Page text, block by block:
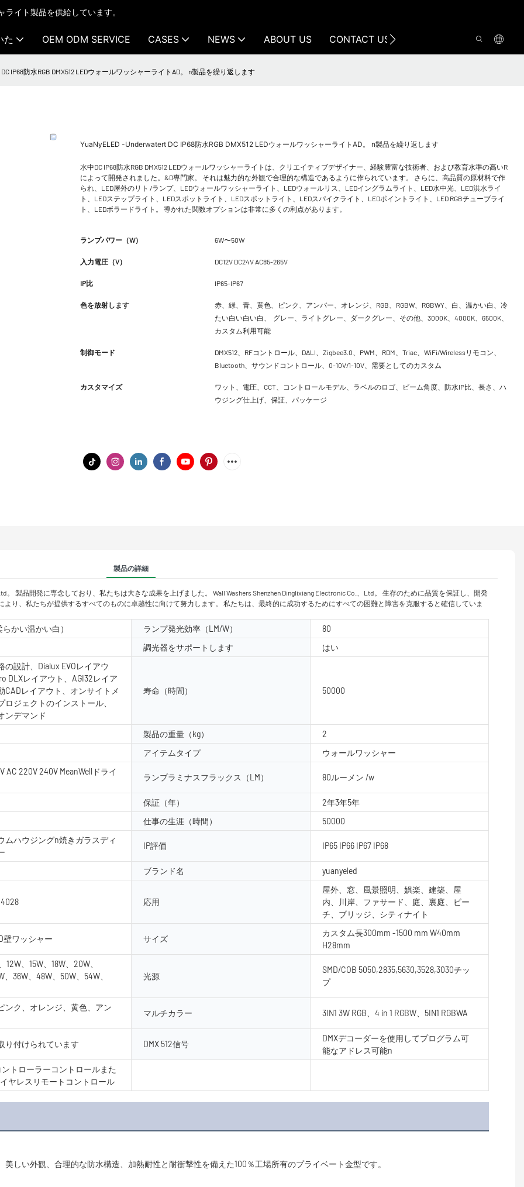
イト製品を供給しています。
た OEM ODM SERVICE CASES NEWS ABOUT US CONTACT US
IP68防水RGB DMX512 LEDウォールワッシャーライトAD。 n製品を繰り返します
YuaNyELED -Underwatert DC IP68防水RGB DMX512 LEDウォールワッシャーライトAD。 n製品を繰り返します
水中DC IP68防水RGB DMX512 LEDウォールワッシャーライトは、クリエイティブデザイナー、経験豊富な技術者、および教育水準の高いR
によって開発されました。&D専門家。 それは魅力的な外観で合理的な構造であるように作られています。 さらに、高品質の原材料で作
られ、LED屋外のリト /ランプ、LEDウォールワッシャーライト、LEDウォールリス、LEDイングラムライト、LED水中光、LED洪水ライ
ト、LEDステップライト、LEDスポットライト、LEDスポットライト、LEDスパイクライト、LEDポイントライト、LED RGBチューブライ
ト、LEDボラードライト。 導かれた関数オプションは非常に多くの利点があります。
ランプパワー（W） 6W〜50W
入力電圧（V） DC12V DC24V AC85-265V
IP比 IP65-IP67
色を放射します
赤、緑、青、黄色、ピンク、アンバー、オレンジ、RGB、RGBW、RGBWY、白、温かい白、冷
たい白い白い白、 グレー、ライトグレー、ダークグレー、その他、3000K、4000K、6500K、
カスタム利用可能
制御モード
DMX512、RFコントロール、DALI、Zigbee3.0、PWM、RDM、Triac、WiFi/Wirelessリモコン、
Bluetooth、サウンドコントロール、0-10V/1-10V、需要としてのカスタム
カスタマイズ
ワット、電圧、CCT、コントロールモデル、ラベルのロゴ、ビーム角度、防水IP比、長さ、ハ
ウジング仕上げ、保証、パッケージ
製品の詳細
。 製品開発に専念しており、私たちは大きな成果を上げました。 Wall Washers Shenzhen Dinglixiang Electronic Co.、Ltd。 生存のために品質を保証し、開発
り、私たちが提供するすべてのものに卓越性に向けて努力します。 私たちは、最終的に成功するためにすべての困難と障害を克服すると確信していま
かい温かい白） ランプ発光効率（LM/W）
80
調光器をサポートします
はい
の設計、Dialux EVOレイアウ
DLXレイアウト、AGI32レイア
CADレイアウト、オンサイトメ
ロジェクトのインストール、
ンデマンド
寿命（時間） 50000
製品の重量（kg）
2
アイテムタイプ
ウォールワッシャー
AC 220V 240V MeanWellドライ
ランプラミナスフラックス（LM） 80ルーメン /w
保証（年）
2年3年5年
仕事の生涯（時間）
50000
ムハウジングn焼きガラスディ
IP評価 IP65 IP66 IP67 IP68
ブランド名 yuanyeled
4028 応用
屋外、窓、風景照明、娯楽、建築、屋
内、川岸、ファサード、庭、裏庭、ビー
チ、ブリッジ、シティナイト
壁ワッシャー サイズ
カスタム長300mm -1500 mm W40mm
H28mm
12W、15W、18W、20W、
、36W、48W、50W、54W、
光源
SMD/COB 5050,2835,5630,3528,3030チッ
プ
ンク、オレンジ、黄色、アン
マルチカラー 3IN1 3W RGB、4 in 1 RGBW、5IN1 RGBWA
り付けられています DMX 512信号
DMXデコーダーを使用してプログラム可
能なアドレス可能n
ントローラーコントロールまた
ヤレスリモートコントロール